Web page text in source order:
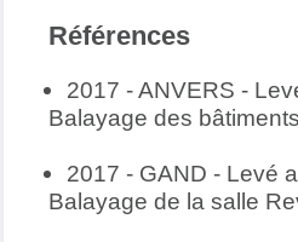
Références
2017 - ANVERS -
Balayage des
2017 - GAND - Levé
Balayage de la salle